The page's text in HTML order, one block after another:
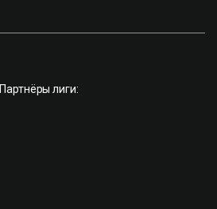
Партнёры лиги: